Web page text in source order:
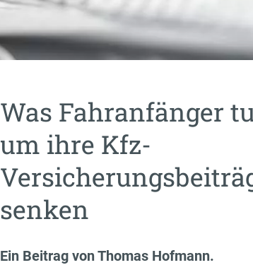
Was Fahranfänger
um ihre Kfz-
senken
Ein Beitrag vonThomas Hofmann.